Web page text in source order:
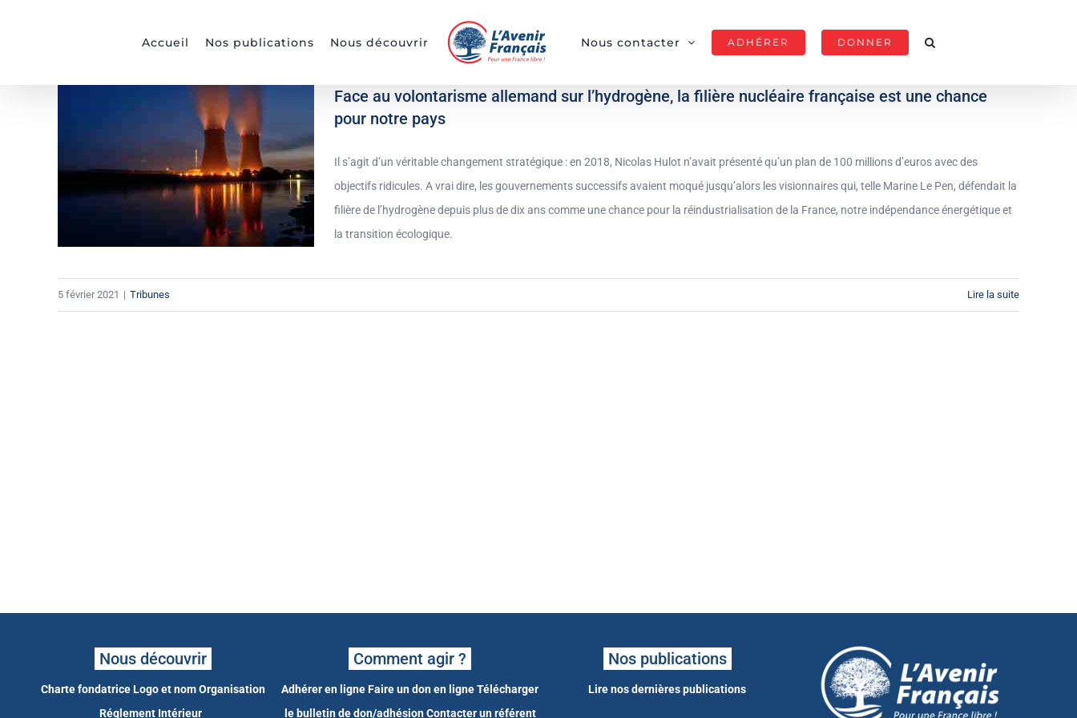
Accueil Nos publications Nous découvrir Nous contacter ADHÉRER DONNER
Face au volontarisme allemand sur l’hydrogène, la filière nucléaire française est une chance
pour notre pays
Il s’agit d’un véritable changement stratégique : en 2018, Nicolas Hulot n’avait présenté qu’un plan de 100 millions d’euros avec des
objectifs ridicules. A vrai dire, les gouvernements successifs avaient moqué jusqu’alors les visionnaires qui, telle Marine Le Pen, défendait la
filière de l’hydrogène depuis plus de dix ans comme une chance pour la réindustrialisation de la France, notre indépendance énergétique et
la transition écologique.
5 février 2021 | Tribunes Lire la suite
Nous découvrir
Charte fondatrice Logo et nom Organisation
Réglement Intérieur
Comment agir ?
Adhérer en ligneFaire un don en ligneTélécharger
le bulletin de don/adhésion Contacter un référent
Nos publications
Lire nos dernières publications